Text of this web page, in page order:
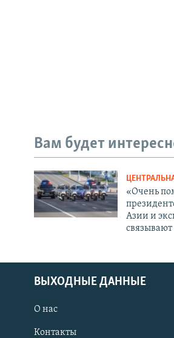
Вам будет
«Очень
Азии и
связывают
ВЫХОДНЫЕ ДАННЫЕ
О нас
Контакты